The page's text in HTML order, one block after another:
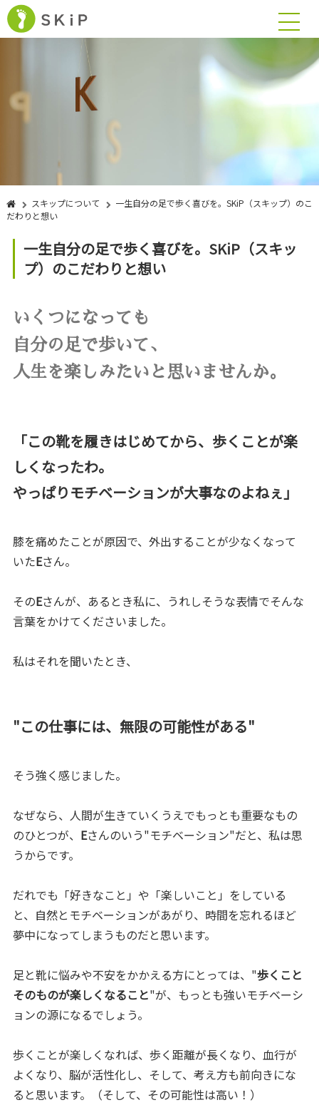
スキップについて
一生自分の足で歩く喜びを。SKiP（スキップ）のこ
だわりと想い
一生自分の足で歩く喜びを。SKiP（スキッ
プ）のこだわりと想い
いくつになっても
自分の足で歩いて、
人生を楽しみたいと思いませんか。
「この靴を履きはじめてから、歩くことが楽
しくなったわ。
やっぱりモチベーションが大事なのよねぇ」
膝を痛めたことが原因で、外出することが少なくなって
いたEさん。
そのEさんが、あるとき私に、うれしそうな表情でそんな
言葉をかけてくださいました。
私はそれを聞いたとき、
"この仕事には、無限の可能性がある"
そう強く感じました。
なぜなら、人間が生きていくうえでもっとも重要なもの
のひとつが、 Eさんのいう"モチベーション"だと、私は思
うからです。
だれでも「好きなこと」や「楽しいこと」をしている
と、自然とモチベーションがあがり、時間を忘れるほど
夢中になってしまうものだと思います。
足と靴に悩みや不安をかかえる方にとっては、"歩くこと
そのものが楽しくなること"が、もっとも強いモチベーシ
ョンの源になるでしょう。
歩くことが楽しくなれば、歩く距離が長くなり、血行が
よくなり、脳が活性化し、そして、考え方も前向きにな
ると思います。（そして、その可能性は高い！）